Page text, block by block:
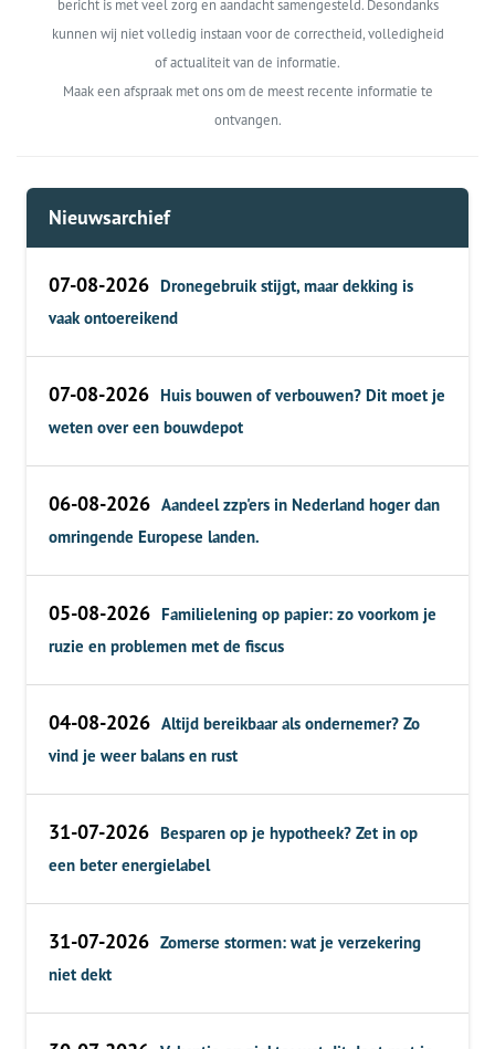
bericht is met veel zorg en aandacht samengesteld. Desondanks
kunnen wij niet volledig instaan voor de correctheid, volledigheid
of actualiteit van de informatie.
Maak een afspraak met ons om de meest recente informatie te
ontvangen.
Nieuwsarchief
07-08-2026 Dronegebruik stijgt, maar dekking is
vaak ontoereikend
07-08-2026 Huis bouwen of verbouwen? Dit moet je
weten over een bouwdepot
06-08-2026 Aandeel zzp'ers in Nederland hoger dan
omringende Europese landen.
05-08-2026 Familielening op papier: zo voorkom je
ruzie en problemen met de fiscus
04-08-2026 Altijd bereikbaar als ondernemer? Zo
vind je weer balans en rust
31-07-2026 Besparen op je hypotheek? Zet in op
een beter energielabel
31-07-2026 Zomerse stormen: wat je verzekering
niet dekt